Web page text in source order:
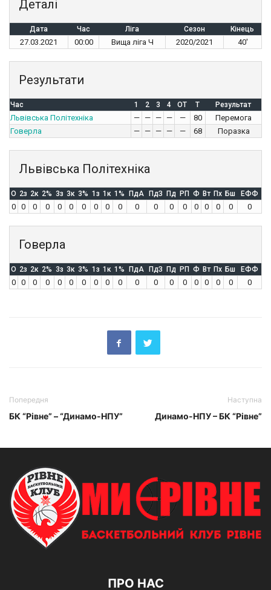
Деталі
Дата Час Ліга Сезон Кінець
27.03.2021 00:00 Вища ліга Ч 2020/2021 40'
Результати
Час 1 2 3 4 OT T Результат
Львівська Політехніка — — — — — 80
Перемога
Говерла
— — — — — 68 Поразка
Львівська Політехніка
O 2з 2к 2% 3з 3к 3% 1з 1к 1% ПдА ПдЗ Пд РП Ф Вт Пх Бш ЕФФ
0 0 0 0 0 0 0 0 0 0 0 0 0 0 0 0 0 0 0
Говерла
O 2з 2к 2% 3з 3к 3% 1з 1к 1% ПдА ПдЗ Пд РП Ф Вт Пх Бш ЕФФ
0 0 0 0 0 0 0 0 0 0 0 0 0 0 0 0 0 0 0
Попередня
БК “Рівне” – “Динамо-НПУ”
Наступна
Динамо-НПУ – БК “Рівне”
ПРО НАС